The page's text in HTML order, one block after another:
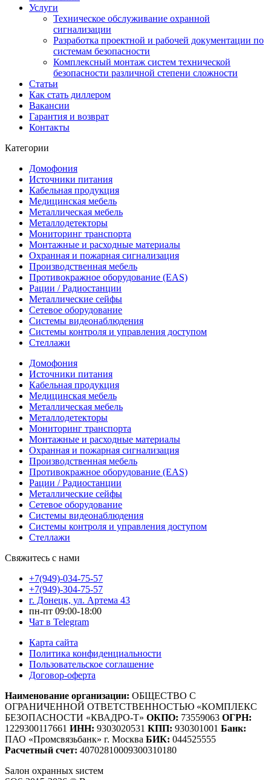
Услуги
Техническое обслуживание охранной
сигнализации
Разработка проектной и рабочей документации по
системам безопасности
Комплексный монтаж систем технической
безопасности различной степени сложности
Статьи
Как стать диллером
Вакансии
Гарантия и возврат
Контакты
Категории
Домофония
Источники питания
Кабельная продукция
Медицинская мебель
Металлическая мебель
Металлодетекторы
Мониторинг транспорта
Монтажные и расходные материалы
Охранная и пожарная сигнализация
Производственная мебель
Противокражное оборудование (EAS)
Рации / Радиостанции
Металлические сейфы
Сетевое оборудование
Системы видеонаблюдения
Системы контроля и управления доступом
Стеллажи
Домофония
Источники питания
Кабельная продукция
Медицинская мебель
Металлическая мебель
Металлодетекторы
Мониторинг транспорта
Монтажные и расходные материалы
Охранная и пожарная сигнализация
Производственная мебель
Противокражное оборудование (EAS)
Рации / Радиостанции
Металлические сейфы
Сетевое оборудование
Системы видеонаблюдения
Системы контроля и управления доступом
Стеллажи
Свяжитесь с нами
+7(949)-034-75-57
+7(949)-304-75-57
г. Донецк, ул. Артема 43
пн-пт 09:00-18:00
Чат в Telegram
Карта сайта
Политика конфиденциальности
Пользовательское соглашение
Договор-оферта
Наименование организации: ОБЩЕСТВО С
ОГРАНИЧЕННОЙ ОТВЕТСТВЕННОСТЬЮ «КОМПЛЕКС
БЕЗОПАСНОСТИ «КВАДРО-Т» ОКПО: 73559063 ОГРН:
1229300117661 ИНН: 9303020531 КПП: 930301001 Банк:
ПАО «Промсвязьбанк» г. Москва БИК: 044525555
Расчетный счет: 40702810009300310180
Sалон охранных sистем